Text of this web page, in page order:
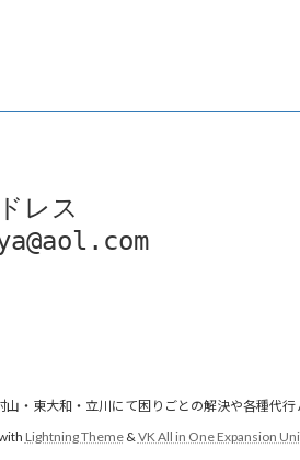
レス
・東大和・立川にて困りごとの解決や各種代行
Lightning Theme&VK All in One Expansion